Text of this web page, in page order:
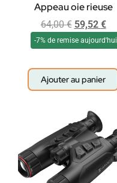
Appeau oie rieuse
64,00€ 59,52 €
-7% de remise aujourd'hui
Ajouter au panier